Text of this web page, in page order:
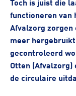
Toch is juist die
functioneren van
Afvalzorg
meer
gecontroleerd
Otten
de circulaire